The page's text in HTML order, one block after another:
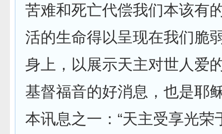
苦难和死亡代偿我们本该有
活的生命得以呈现在我们脆
身上，以展示天主对世人爱
基督福音的好消息，也是耶
本讯息之一：“天主受享光荣